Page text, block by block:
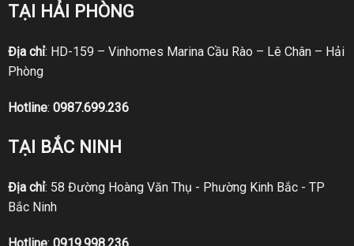
TẠI HẢI PHÒNG
Địa chỉ: HD-159 – Vinhomes Marina Cầu Rào – Lê Chân – Hải
Phòng
Hotline: 0987.699.236
TẠI BẮC NINH
Địa chỉ: 58 Đường Hoàng Văn Thụ - Phường Kinh Bắc - TP
Bắc Ninh